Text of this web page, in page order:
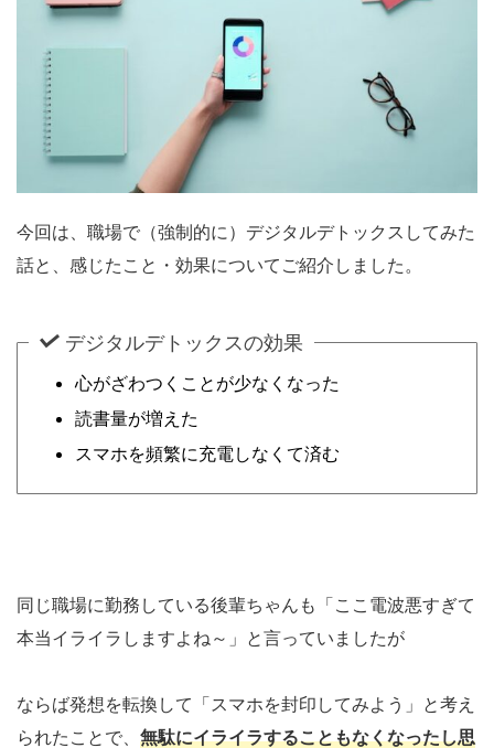
今回は、職場で（強制的に）デジタルデトックスしてみた
話と、感じたこと・効果についてご紹介しました。
デジタルデトックスの効果
心がざわつくことが少なくなった
読書量が増えた
スマホを頻繁に充電しなくて済む
同じ職場に勤務している後輩ちゃんも「ここ電波悪すぎて
本当イライラしますよね～」と言っていましたが
ならば発想を転換して「スマホを封印してみよう」と考え
られたことで、 無駄にイライラすることもなくなったし思